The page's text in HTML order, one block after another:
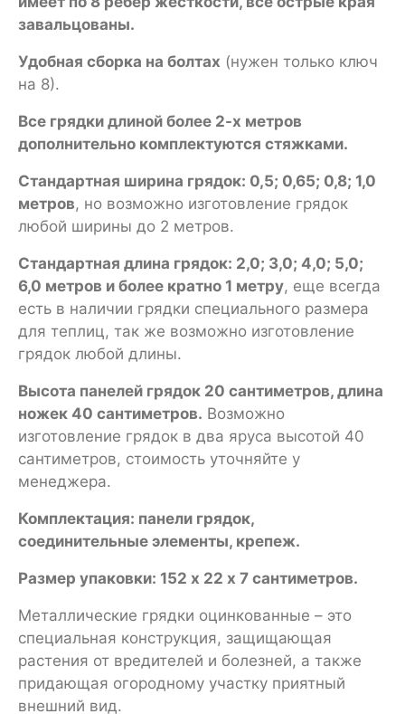
завальцованы.
Удобная сборка на болтах (нужен только ключ
на 8).
Все грядки длиной более 2-х метров
дополнительно комплектуются стяжками.
Стандартная ширина грядок: 0,5; 0,65; 0,8; 1,0
метров, но возможно изготовление грядок
любой ширины до 2 метров.
Стандартная длина грядок: 2,0; 3,0; 4,0; 5,0;
6,0 метров и более кратно 1 метру, еще всегда
есть в наличии грядки специального размера
для теплиц, так же возможно изготовление
грядок любой длины.
Высота панелей грядок 20 сантиметров, длина
ножек 40 сантиметров. Возможно
изготовление грядок в два яруса высотой 40
сантиметров, стоимость уточняйте у
менеджера.
Комплектация: панели грядок,
соединительные элементы, крепеж.
Размер упаковки: 152 х 22 х 7 сантиметров.
Металлические грядки оцинкованные – это
специальная конструкция, защищающая
растения от вредителей и болезней, а также
придающая огородному участку приятный
внешний вид.